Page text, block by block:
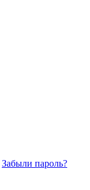
Забыли пароль?